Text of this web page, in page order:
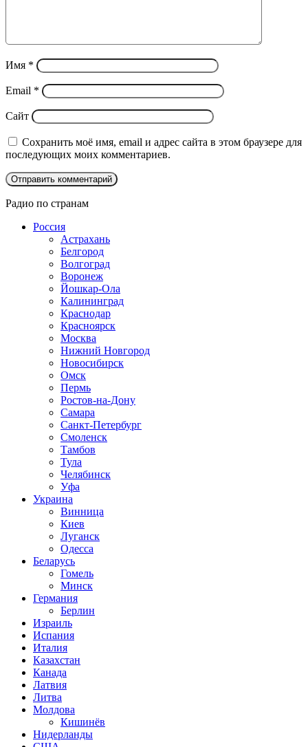
Имя *
Email *
Сайт
Сохранить моё имя, email и адрес сайта в этом браузере для
последующих моих комментариев.
Радио по странам
Россия
Астрахань
Белгород
Волгоград
Воронеж
Йошкар-Ола
Калининград
Краснодар
Красноярск
Москва
Нижний Новгород
Новосибирск
Омск
Пермь
Ростов-на-Дону
Самара
Санкт-Петербург
Смоленск
Тамбов
Тула
Челябинск
Уфа
Украина
Винница
Киев
Луганск
Одесса
Беларусь
Гомель
Минск
Германия
Берлин
Израиль
Испания
Италия
Казахстан
Канада
Латвия
Литва
Молдова
Кишинёв
Нидерланды